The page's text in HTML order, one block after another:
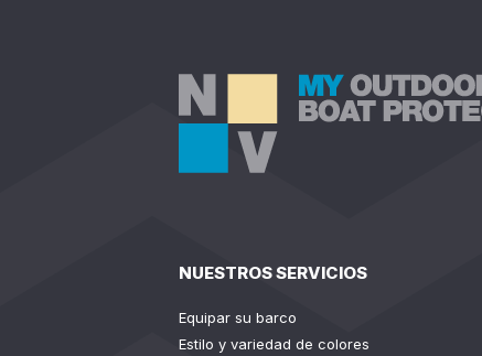
NUESTROS SERVICIOS
Equipar su barco
Estilo y variedad de colores